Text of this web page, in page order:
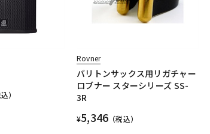
）
Rovner
バリトンサックス用リガチャー
ロブナー スターシリーズ SS-
3R
¥5,346 （税込）